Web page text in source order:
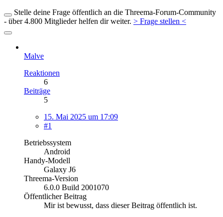
Stelle deine Frage öffentlich an die Threema-Forum-Community
- über 4.800 Mitglieder helfen dir weiter. > Frage stellen <
Malve
Reaktionen
6
Beiträge
5
15. Mai 2025 um 17:09
#1
Betriebssystem
Android
Handy-Modell
Galaxy J6
Threema-Version
6.0.0 Build 2001070
Öffentlicher Beitrag
Mir ist bewusst, dass dieser Beitrag öffentlich ist.